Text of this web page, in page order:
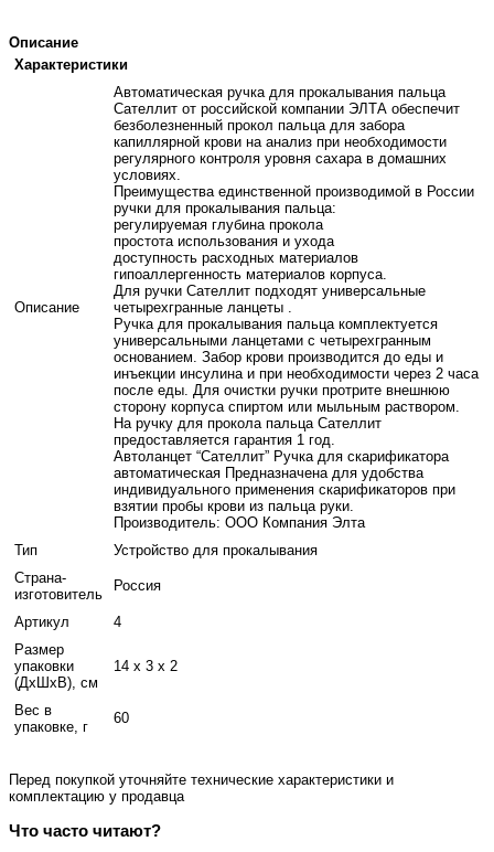
Описание
Характеристики
Описание
Автоматическая ручка для прокалывания пальца
Сателлит от российской компании ЭЛТА обеспечит
безболезненный прокол пальца для забора
капиллярной крови на анализ при необходимости
регулярного контроля уровня сахара в домашних
условиях.
Преимущества единственной производимой в России
ручки для прокалывания пальца:
регулируемая глубина прокола
простота использования и ухода
доступность расходных материалов
гипоаллергенность материалов корпуса.
Для ручки Сателлит подходят универсальные
четырехгранные ланцеты .
Ручка для прокалывания пальца комплектуется
универсальными ланцетами с четырехгранным
основанием. Забор крови производится до еды и
инъекции инсулина и при необходимости через 2 часа
после еды. Для очистки ручки протрите внешнюю
сторону корпуса спиртом или мыльным раствором.
На ручку для прокола пальца Сателлит
предоставляется гарантия 1 год.
Автоланцет “Сателлит” Ручка для скарификатора
автоматическая Предназначена для удобства
индивидуального применения скарификаторов при
взятии пробы крови из пальца руки.
Производитель: ООО Компания Элта
Тип
Устройство для прокалывания
Страна-
изготовитель
Россия
Артикул
4
Размер
упаковки
(ДхШхВ), см
14 x 3 x 2
Вес в
упаковке, г
60
Перед покупкой уточняйте технические характеристики и
комплектацию у продавца
Что часто читают?